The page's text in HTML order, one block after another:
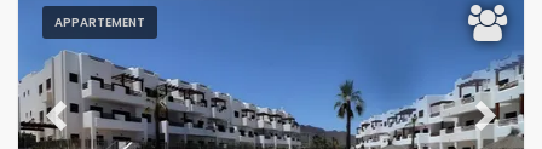
APPARTEMENT
Previous Next